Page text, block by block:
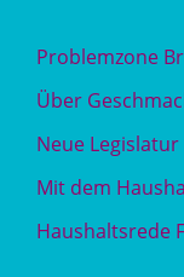
Problemzone
Über
Neue
Mit dem
Haushaltsrede